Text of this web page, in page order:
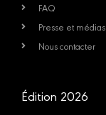
FAQ
Presse et médias
Nous contacter
Édition 2026